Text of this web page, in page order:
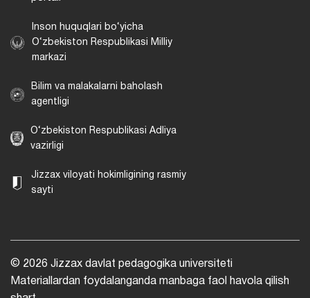
Inson huquqlari bo‘yicha
O‘zbekiston Respublikasi Milliy
markazi
Bilim va malakalarni baholash
agentligi
O‘zbekiston Respublikasi Adliya
vazirligi
Jizzax viloyati hokimligining rasmiy
sayti
© 2026 Jizzax davlat pedagogika universiteti
Materiallardan foydalanganda manbaga faol havola qilish